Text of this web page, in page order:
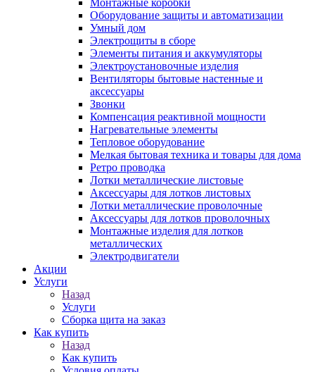
Монтажные коробки
Оборудование защиты и автоматизации
Умный дом
Электрощиты в сборе
Элементы питания и аккумуляторы
Электроустановочные изделия
Вентиляторы бытовые настенные и
аксессуары
Звонки
Компенсация реактивной мощности
Нагревательные элементы
Тепловое оборудование
Мелкая бытовая техника и товары для дома
Ретро проводка
Лотки металлические листовые
Аксессуары для лотков листовых
Лотки металлические проволочные
Аксессуары для лотков проволочных
Монтажные изделия для лотков
металлических
Электродвигатели
Акции
Услуги
Назад
Услуги
Сборка щита на заказ
Как купить
Назад
Как купить